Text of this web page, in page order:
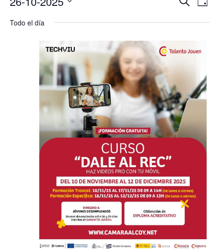
26/10/2025
vistas
de
de
Día
la
Todo el día